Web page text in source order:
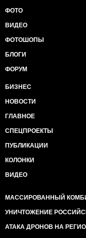
ФОТО
ВИДЕО
ФОТОШОПЫ
БЛОГИ
ФОРУМ
БИЗНЕС
НОВОСТИ
ГЛАВНОЕ
СПЕЦПРОЕКТЫ
ПУБЛИКАЦИИ
КОЛОНКИ
ВИДЕО
МАССИРОВАННЫЙ
УНИЧТОЖЕНИЕ
АТАКА ДРОНОВ НА